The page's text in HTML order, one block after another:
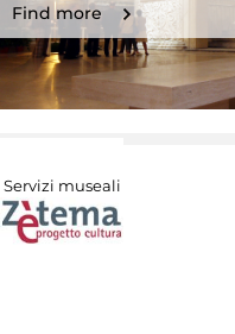
Find more
Servizi museali